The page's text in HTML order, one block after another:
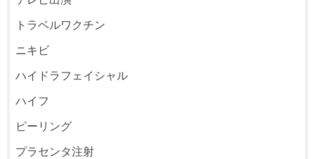
トラベルワクチン
ニキビ
ハイドラフェイシャル
ハイフ
ピーリング
プラセンタ注射